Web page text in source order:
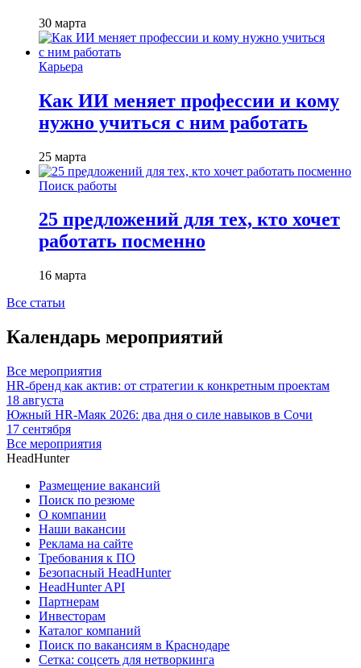
30 марта
Карьера
Как ИИ меняет профессии и кому
нужно учиться с ним работать
25 марта
Поиск работы
25 предложений для тех, кто хочет
работать посменно
16 марта
Все статьи
Календарь мероприятий
Все мероприятия
HR-бренд как актив: от стратегии к конкретным проектам
18 августа
Южный HR-Маяк 2026: два дня о силе навыков в Сочи
17 сентября
Все мероприятия
HeadHunter
Размещение вакансий
Поиск по резюме
О компании
Наши вакансии
Реклама на сайте
Требования к ПО
Безопасный HeadHunter
HeadHunter API
Партнерам
Инвесторам
Каталог компаний
Поиск по вакансиям в Краснодаре
Сетка: соцсеть для нетворкинга